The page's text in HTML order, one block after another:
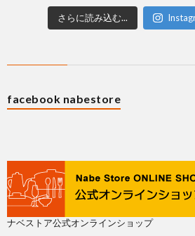
さらに読み込む...
facebook nabestore
ナベストア公式オンラインショップ